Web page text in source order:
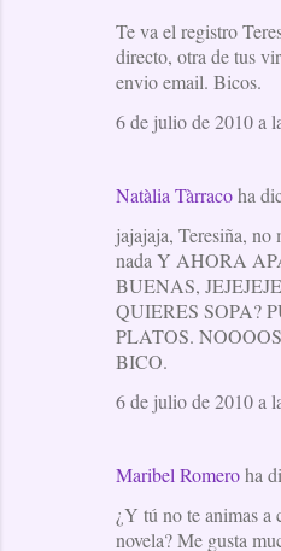
Te va el registro
directo, otra de tus
envio email. Bicos.
6 de julio de 2010 a
Natàlia Tàrracoha
jajajaja, Teresiña, no
nada Y AHORA
BUENAS,
QUIERES SOPA?
PLATOS.
BICO.
6 de julio de 2010 a
Maribel Romeroha
¿Y tú no te animas a
novela? Me gusta